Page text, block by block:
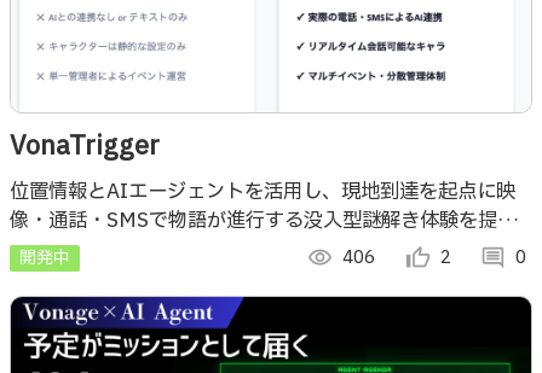
VonaTrigger
位置情報とAIエージェントを活用し、現地到達を起点に映
像・通話・SMSで物語が進行する没入型謎解き体験を提供
する、マルチイベント対応プラットフォーム。
開発中 visibility 406 thumb_up_alt 2 comment 0